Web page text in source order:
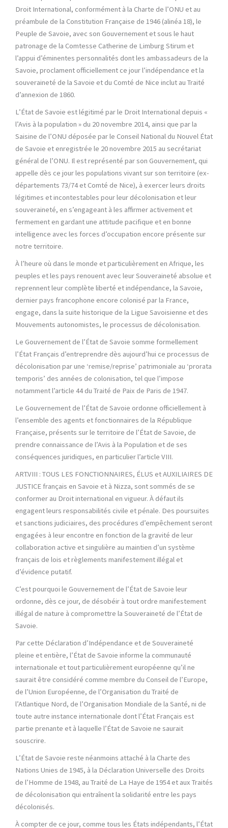
Droit International, conformément à la Charte de l’ONU et au
préambule de la Constitution Française de 1946 (alinéa 18), le
Peuple de Savoie, avec son Gouvernement et sous le haut
patronage de la Comtesse Catherine de Limburg Stirum et
l’appui d’éminentes personnalités dont les ambassadeurs de la
Savoie, proclament officiellement ce jour l’indépendance et la
souveraineté de la Savoie et du Comté de Nice inclut au Traité
d’annexion de 1860.
L’État de Savoie est légitimé par le Droit International depuis «
l’Avis à la population » du 20 novembre 2014, ainsi que par la
Saisine de l’ONU déposée par le Conseil National du Nouvel État
de Savoie et enregistrée le 20 novembre 2015 au secrétariat
général de l’ONU. Il est représenté par son Gouvernement, qui
appelle dès ce jour les populations vivant sur son territoire (ex-
départements 73/74 et Comté de Nice), à exercer leurs droits
légitimes et incontestables pour leur décolonisation et leur
souveraineté, en s’engageant à les affirmer activement et
fermement en gardant une attitude pacifique et en bonne
intelligence avec les forces d’occupation encore présente sur
notre territoire.
À l’heure où dans le monde et particulièrement en Afrique, les
peuples et les pays renouent avec leur Souveraineté absolue et
reprennent leur complète liberté et indépendance, la Savoie,
dernier pays francophone encore colonisé par la France,
engage, dans la suite historique de la Ligue Savoisienne et des
Mouvements autonomistes, le processus de décolonisation.
Le Gouvernement de l’État de Savoie somme formellement
l’État Français d’entreprendre dès aujourd’hui ce processus de
décolonisation par une ‘remise/reprise’ patrimoniale au ‘prorata
temporis’ des années de colonisation, tel que l’impose
notamment l’article 44 du Traité de Paix de Paris de 1947.
Le Gouvernement de l’État de Savoie ordonne officiellement à
l’ensemble des agents et fonctionnaires de la République
Française, présents sur le territoire de l’État de Savoie, de
prendre connaissance de l’Avis à la Population et de ses
conséquences juridiques, en particulier l’article VIII.
ART.VIII : TOUS LES FONCTIONNAIRES, ÉLUS et AUXILIAIRES DE
JUSTICE français en Savoie et à Nizza, sont sommés de se
conformer au Droit international en vigueur. À défaut ils
engagent leurs responsabilités civile et pénale. Des poursuites
et sanctions judiciaires, des procédures d’empêchement seront
engagées à leur encontre en fonction de la gravité de leur
collaboration active et singulière au maintien d’un système
français de lois et règlements manifestement illégal et
d’évidence putatif.
C’est pourquoi le Gouvernement de l’État de Savoie leur
ordonne, dès ce jour, de désobéir à tout ordre manifestement
illégal de nature à compromettre la Souveraineté de l’État de
Savoie.
Par cette Déclaration d’Indépendance et de Souveraineté
pleine et entière, l’État de Savoie informe la communauté
internationale et tout particulièrement européenne qu’il ne
saurait être considéré comme membre du Conseil de l’Europe,
de l’Union Européenne, de l’Organisation du Traité de
l’Atlantique Nord, de l’Organisation Mondiale de la Santé, ni de
toute autre instance internationale dont l’État Français est
partie prenante et à laquelle l’État de Savoie ne saurait
souscrire.
L’État de Savoie reste néanmoins attaché à la Charte des
Nations Unies de 1945, à la Déclaration Universelle des Droits
de l’Homme de 1948, au Traité de La Haye de 1954 et aux Traités
de décolonisation qui entraînent la solidarité entre les pays
décolonisés.
À compter de ce jour, comme tous les États indépendants, l’État